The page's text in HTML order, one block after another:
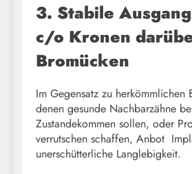
3. Stabile
c/o Kronen
Bromücken
Im Gegensatz zu herkömmlichen
denen gesunde Nachbarzähne
Zustandekommen sollen, oder
verrutschen schaffen, Anbot
unerschütterliche Langlebigkeit.